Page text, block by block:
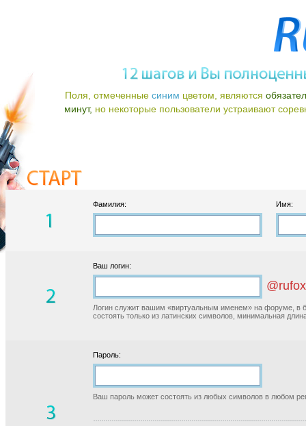
Поля, отмеченные синим цветом, являются
минут, но некоторые пользователи устраивают
Фамилия: Имя:
Ваш логин:
Логин служит вашим «виртуальным именем» на форуме, в
состоять только из латинских символов, минимальная
Пароль:
Ваш пароль может состоять из любых символов в любом